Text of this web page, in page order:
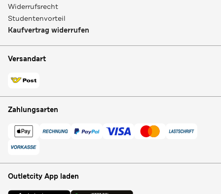
Widerrufsrecht
Studentenvorteil
Kaufvertrag widerrufen
Versandart
Zahlungsarten
Outletcity App laden